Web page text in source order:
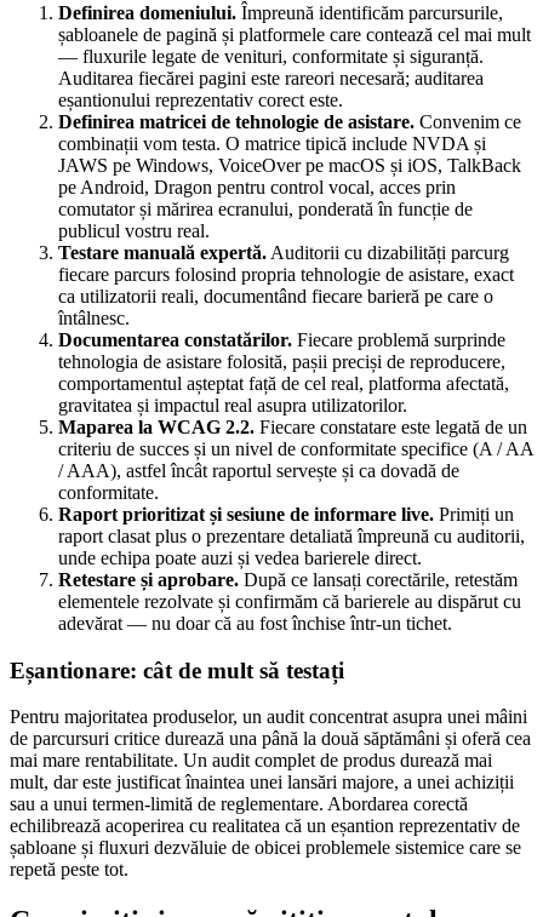
Definirea domeniului. Împreună identificăm parcursurile,
șabloanele de pagină și platformele care contează cel mai mult
— fluxurile legate de venituri, conformitate și siguranță.
Auditarea fiecărei pagini este rareori necesară; auditarea
eșantionului reprezentativ corect este.
Definirea matricei de tehnologie de asistare. Convenim ce
combinații vom testa. O matrice tipică include NVDA și
JAWS pe Windows, VoiceOver pe macOS și iOS, TalkBack
pe Android, Dragon pentru control vocal, acces prin
comutator și mărirea ecranului, ponderată în funcție de
publicul vostru real.
Testare manuală expertă. Auditorii cu dizabilități parcurg
fiecare parcurs folosind propria tehnologie de asistare, exact
ca utilizatorii reali, documentând fiecare barieră pe care o
întâlnesc.
Documentarea constatărilor. Fiecare problemă surprinde
tehnologia de asistare folosită, pașii preciși de reproducere,
comportamentul așteptat față de cel real, platforma afectată,
gravitatea și impactul real asupra utilizatorilor.
Maparea la WCAG 2.2. Fiecare constatare este legată de un
criteriu de succes și un nivel de conformitate specifice (A / AA
/ AAA), astfel încât raportul servește și ca dovadă de
conformitate.
Raport prioritizat și sesiune de informare live. Primiți un
raport clasat plus o prezentare detaliată împreună cu auditorii,
unde echipa poate auzi și vedea barierele direct.
Retestare și aprobare. După ce lansați corectările, retestăm
elementele rezolvate și confirmăm că barierele au dispărut cu
adevărat — nu doar că au fost închise într-un tichet.
Eșantionare: cât de mult să testați
Pentru majoritatea produselor, un audit concentrat asupra unei mâini
de parcursuri critice durează una până la două săptămâni și oferă cea
mai mare rentabilitate. Un audit complet de produs durează mai
mult, dar este justificat înaintea unei lansări majore, a unei achiziții
sau a unui termen-limită de reglementare. Abordarea corectă
echilibrează acoperirea cu realitatea că un eșantion reprezentativ de
șabloane și fluxuri dezvăluie de obicei problemele sistemice care se
repetă peste tot.